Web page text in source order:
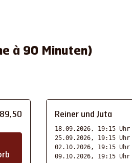
à 90 Minuten)
89,50 Reiner und Juta
18.09.2026, 19:15 Uhr
25.09.2026, 19:15 Uhr
02.10.2026, 19:15 Uhr
09.10.2026, 19:15 Uhr